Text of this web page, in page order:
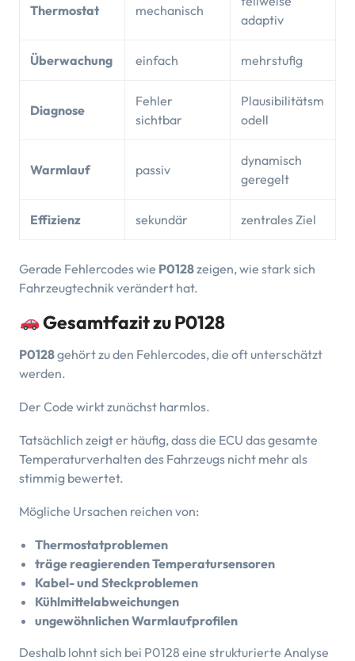
Thermostat mechanisch
adaptiv
Überwachung einfach mehrstufig
Diagnose
Fehler
sichtbar
Plausibilitätsm
odell
Warmlauf passiv
dynamisch
geregelt
Effizienz sekundär zentrales Ziel
Gerade Fehlercodes wie P0128zeigen, wie stark sich
Fahrzeugtechnik verändert hat.
Gesamtfazit zu P0128
P0128gehört zu den Fehlercodes, die oft unterschätzt
werden.
Der Code wirkt zunächst harmlos.
Tatsächlich zeigt er häufig, dass die ECU das gesamte
Temperaturverhalten des Fahrzeugs nicht mehr als
stimmig bewertet.
Mögliche Ursachen reichen von:
Thermostatproblemen
träge reagierenden Temperatursensoren
Kabel- und Steckproblemen
Kühlmittelabweichungen
ungewöhnlichen Warmlaufprofilen
Deshalb lohnt sich bei P0128 eine strukturierte Analyse